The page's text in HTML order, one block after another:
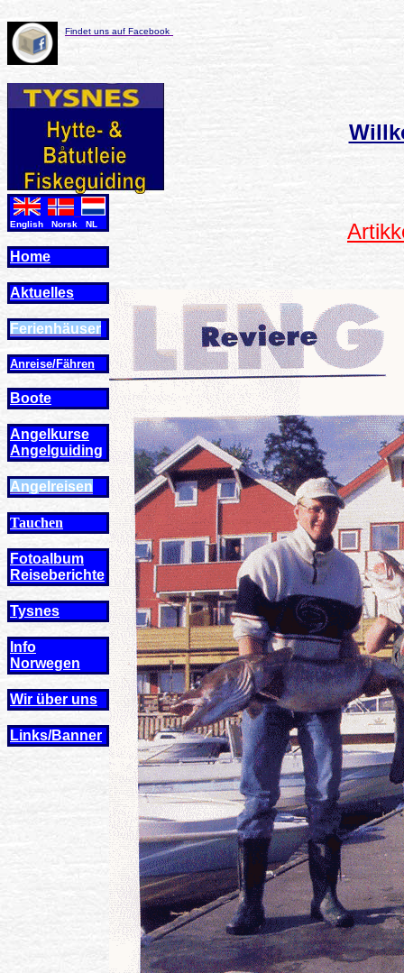
Findet uns auf Facebook
English Norsk NL
Home
Aktuelles
Ferienhäuser
Anreise/Fähren
Boote
Angelkurse
Angel guiding
Angelreisen
Tauchen
Fotoalbum
Reiseberichte
Tysnes
Info
Norwegen
Wir über uns
Links/Banner